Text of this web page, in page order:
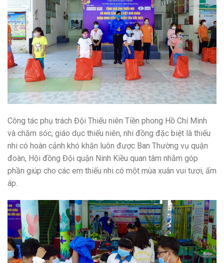
Công tác phụ trách Đội Thiếu niên Tiền phong Hồ Chí Minh
và chăm sóc, giáo dục thiếu niên, nhi đồng đặc biệt là thiếu
nhi có hoàn cảnh khó khăn luôn được Ban Thường vụ quận
đoàn, Hội đồng Đội quận Ninh Kiều quan tâm nhằm góp
phần giúp cho các em thiếu nhi có một mùa xuân vui tươi, ấm
áp.